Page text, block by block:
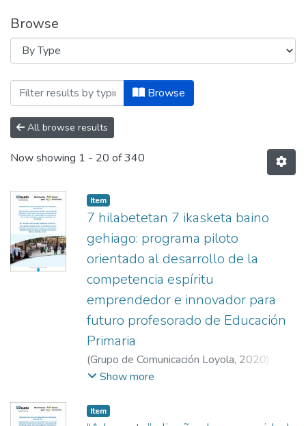
Policies
Browse
Browsing Investigación by Type
Browse
All browse results
Now showing 1 - 20 of 340
Item
7 hilabetetan 7 ikasketa baino
gehiago: programa piloto
orientado al desarrollo de la
competencia espíritu
emprendedor e innovador para
futuro profesorado de Educación
Primaria
(Grupo de Comunicación Loyola, 2020)
Arruti, Arantza
Show more
Item